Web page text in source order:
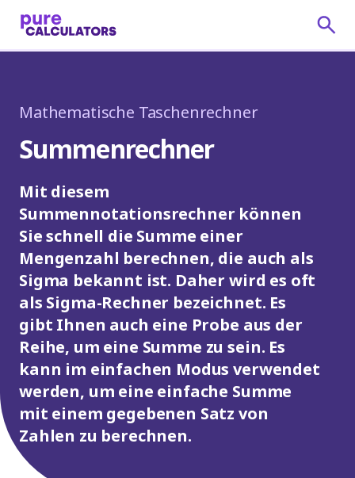
Mathematische Taschenrechner
Summenrechner
Mit diesem
Summennotationsrechner können
Sie schnell die Summe einer
Mengenzahl berechnen, die auch als
Sigma bekannt ist. Daher wird es oft
als Sigma-Rechner bezeichnet. Es
gibt Ihnen auch eine Probe aus der
Reihe, um eine Summe zu sein. Es
kann im einfachen Modus verwendet
werden, um eine einfache Summe
mit einem gegebenen Satz von
Zahlen zu berechnen.